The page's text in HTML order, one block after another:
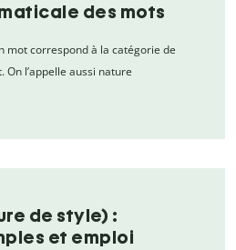
des mots
mot correspond à la catégorie de
l’appelle aussi nature
de style) :
et emploi